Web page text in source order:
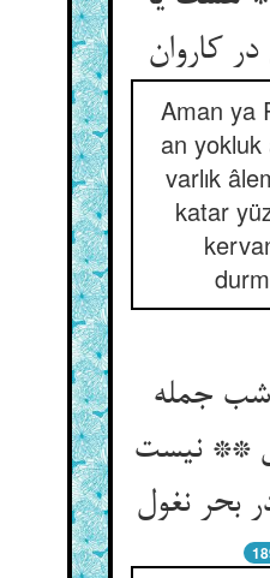
Aman ya
an yokluk
varlık
katar
جمله
** نیست